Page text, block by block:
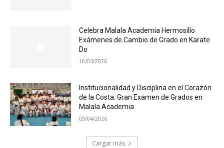
Celebra Malala Academia Hermosillo
Exámenes de Cambio de Grado en Karate
Do
10/04/2026
Institucionalidad y Disciplina en el Corazón
de la Costa: Gran Examen de Grados en
Malala Academia
03/04/2026
Cargar más